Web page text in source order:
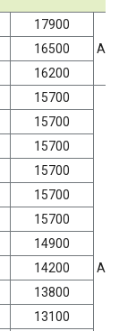
17900
16500
16200
15700
15700
15700
15700
15700
15700
14900
14200
13800
13100